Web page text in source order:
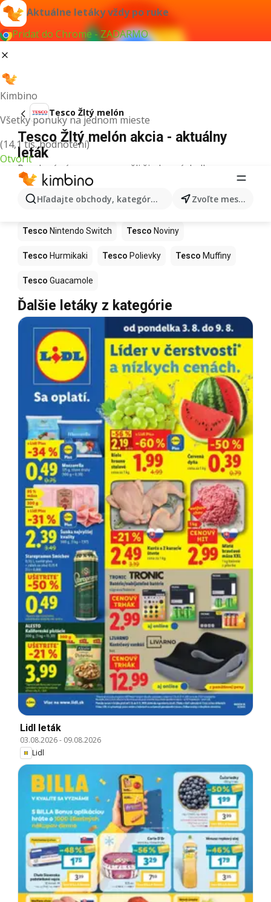
Aktuálne letáky vždy po ruke
Pridať do Chrome - ZADARMO
Kimbino
Všetky ponuky na jednom mieste
(14,1 tis. hodnotení)
Otvoriť
Hľadajte obchody, kategórie, produkty... Zvoľte mesto
Tesco Žltý melón
Tesco Žltý melón akcia - aktuálny
leták
Pre daný výraz sme nenašli žiadne výsledky.
Ďalšie produkty v obchodoch Tesco
Tesco Kapor Tesco Ashwagandha
Tesco Nintendo Switch Tesco Noviny
Tesco Hurmikaki Tesco Polievky Tesco Muffiny
Tesco Guacamole
Ďalšie letáky z kategórie
Lidl leták
03.08.2026- 09.08.2026
Lidl